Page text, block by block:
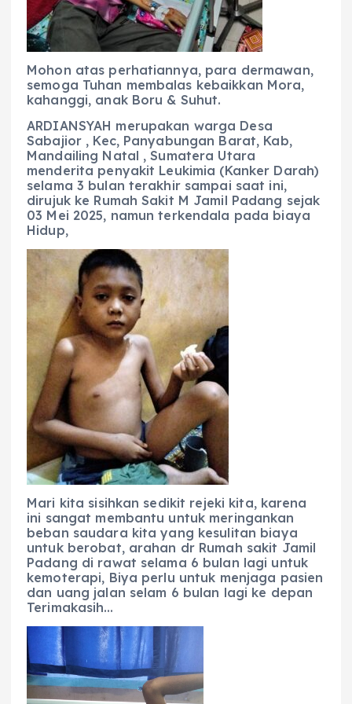
o
k
p m er
Mohon atas perhatiannya, para dermawan,
semoga Tuhan membalas kebaikkan Mora,
kahanggi, anak Boru & Suhut.
ARDIANSYAH merupakan warga Desa
Sabajior , Kec, Panyabungan Barat, Kab,
Mandailing Natal , Sumatera Utara
menderita penyakit Leukimia (Kanker Darah)
selama 3 bulan terakhir sampai saat ini,
dirujuk ke Rumah Sakit M Jamil Padang sejak
03 Mei 2025, namun terkendala pada biaya
Hidup,
Mari kita sisihkan sedikit rejeki kita, karena
ini sangat membantu untuk meringankan
beban saudara kita yang kesulitan biaya
untuk berobat, arahan dr Rumah sakit Jamil
Padang di rawat selama 6 bulan lagi untuk
kemoterapi, Biya perlu untuk menjaga pasien
dan uang jalan selam 6 bulan lagi ke depan
Terimakasih…